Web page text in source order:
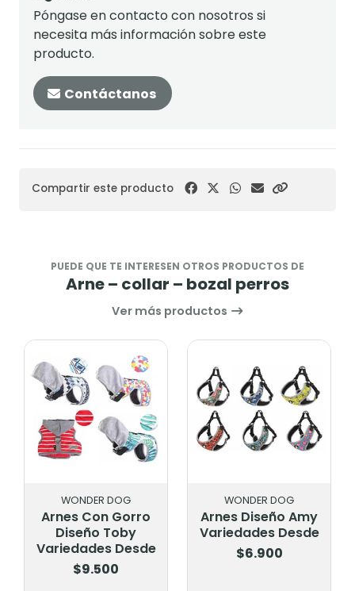
Póngase en contacto con nosotros si
necesita más información sobre este
producto.
Contáctanos
Compartir este producto
PUEDE QUE TE INTERESEN OTROS PRODUCTOS DE
Arne – collar – bozal perros
Ver más productos
WONDER DOG
Arnes Con Gorro
Diseño Toby
Variedades Desde
$9.500
WONDER DOG
Arnes Diseño Amy
Variedades Desde
$6.900